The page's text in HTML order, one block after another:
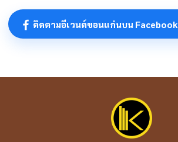
ติดตามอีเวนต์ขอนแก่นบน Facebook